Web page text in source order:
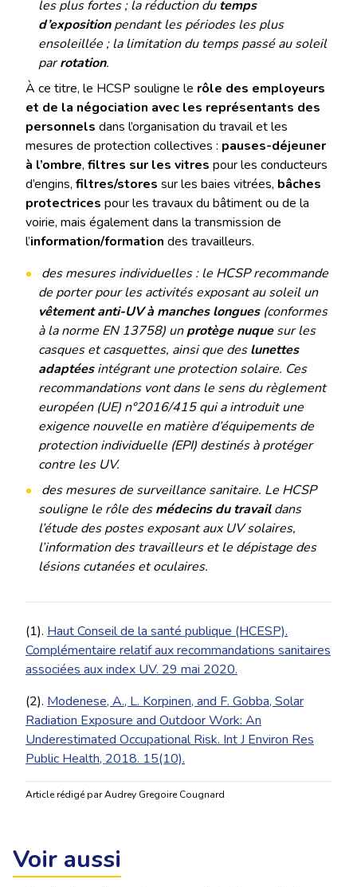
les plus fortes ; la réduction dutemps
d’expositionpendant les périodes les plus
ensoleillée ; la limitation du temps passé au soleil
parrotation.
À ce titre, le HCSP souligne le rôle des employeurs
et de la négociation avec les représentants des
personnels dans l’organisation du travail et les
mesures de protection collectives : pauses-déjeuner
à l’ombre, filtres sur les vitres pour les conducteurs
d’engins, filtres/stores sur les baies vitrées, bâches
protectrices pour les travaux du bâtiment ou de la
voirie, mais également dans la transmission de
l’information/formation des travailleurs.
des mesures individuelles : le HCSP recommande
de porter pour les activités exposant au soleil un
vêtement anti-UV à manches longues(conformes
à la norme EN 13758) unprotège nuquesur les
casques et casquettes, ainsi que deslunettes
adaptéesintégrant une protection solaire. Ces
recommandations vont dans le sens du règlement
européen (UE) n°2016/415 qui a introduit une
exigence nouvelle en matière d’équipements de
protection individuelle (EPI) destinés à protéger
contre les UV.
des mesures de surveillance sanitaire. Le HCSP
souligne le rôle desmédecins du travaildans
l’étude des postes exposant aux UV solaires,
l’information des travailleurs et le dépistage des
lésions cutanées et oculaires.
(1). Haut Conseil de la santé publique (HCESP).
Complémentaire relatif aux recommandations sanitaires
associées aux index UV. 29 mai 2020.
(2). Modenese, A., L. Korpinen, and F. Gobba, Solar
Radiation Exposure and Outdoor Work: An
Underestimated Occupational Risk. Int J Environ Res
Public Health, 2018. 15(10).
Article rédigé par Audrey Gregoire Cougnard
Voir aussi